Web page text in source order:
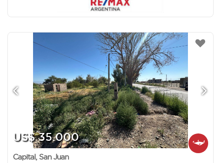
US$ 35.000
Capital, San Juan